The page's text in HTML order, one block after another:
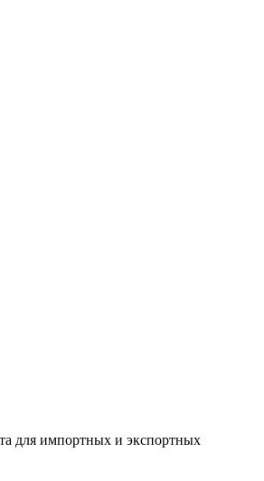
для импортных и экспортных